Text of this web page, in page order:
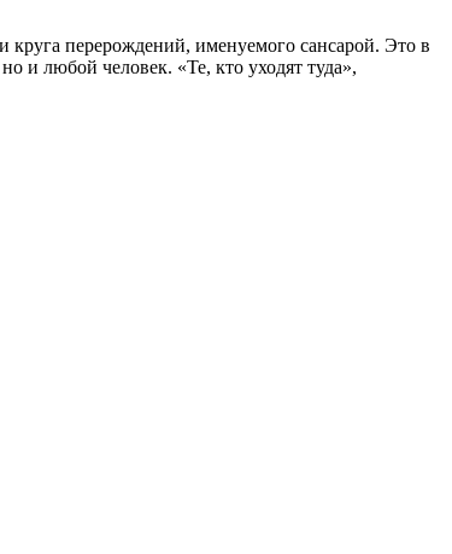
круга перерождений, именуемого сансарой. Это в
и любой человек. «Те, кто уходят туда»,